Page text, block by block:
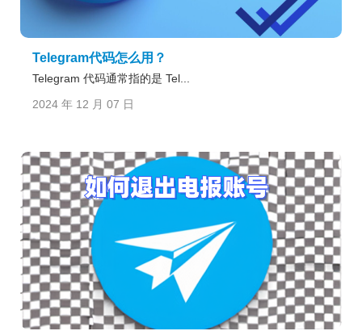
Telegram代码怎么用？
Telegram 代码通常指的是 Tel...
2024 年 12 月 07 日